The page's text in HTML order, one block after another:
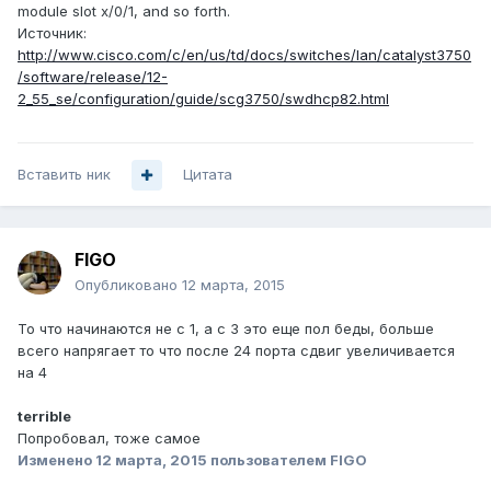
module slot x/0/1, and so forth.
Источник:
http://www.cisco.com/c/en/us/td/docs/switches/lan/catalyst3750
/software/release/12-
2_55_se/configuration/guide/scg3750/swdhcp82.html
Вставить ник Цитата
FIGO
Опубликовано 12 марта, 2015
То что начинаются не с 1, а с 3 это еще пол беды, больше
всего напрягает то что после 24 порта сдвиг увеличивается
на 4
terrible
Попробовал, тоже самое
Изменено 12 марта, 2015 пользователем FIGO